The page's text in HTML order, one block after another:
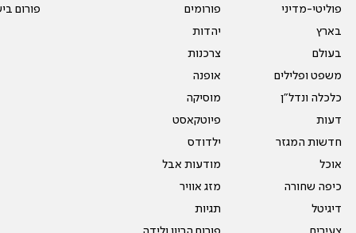
פוליטי-מדיני
בארץ
בעולם
משפט ופלילים
כלכלה ונדל"ן
דעות
חדשות המגזר
אוכל
כיפה שחורה
דיגיטל
פורומים
יהדות
צרכנות
אופנה
מוסיקה
פיוטקאסט
ילדודס
מודעות אבל
מזג אוויר
תגיות
פורום